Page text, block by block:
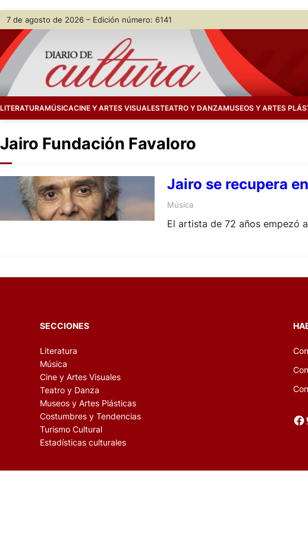
Skip
content
7 de agosto de 2026 – Edición número: 6141
LITERATURAMÚSICACINE Y ARTES VISUALESTEATRO Y DANZAMUSEOS Y ARTES
Jairo Fundación Favaloro
Jairo se recupera
Música
El artista de 72 años empezó
SECCIONES
Literatura
Música
Cine y Artes Visuales
Teatro y Danza
Museos y Artes Plásticas
Costumbres y Tendencias
Turismo Cultural
Estadísticas culturales
Facebook Twitter